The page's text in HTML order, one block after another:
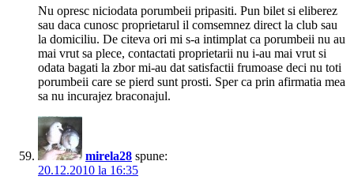
Nu opresc niciodata porumbeii pripasiti. Pun bilet si eliberez
sau daca cunosc proprietarul il comsemnez direct la club sau
la domiciliu. De citeva ori mi s-a intimplat ca porumbeii nu au
mai vrut sa plece, contactati proprietarii nu i-au mai vrut si
odata bagati la zbor mi-au dat satisfactii frumoase deci nu toti
porumbeii care se pierd sunt prosti. Sper ca prin afirmatia mea
sa nu incurajez braconajul.
mirela28 spune:
20.12.2010 la 16:35